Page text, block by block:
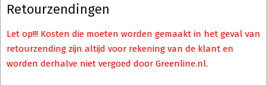
Retourzendingen
Let op!!! Kosten die moeten worden gemaakt in het geval van
retourzending zijn altijd voor rekening van de klant en
worden derhalve niet vergoed door Greenline.nl.